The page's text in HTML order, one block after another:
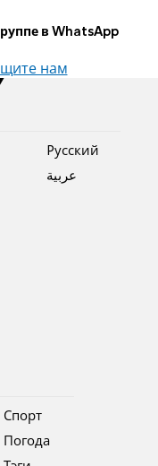
в WhatsApp
нам
Pусский
عربية
Спорт
Погода